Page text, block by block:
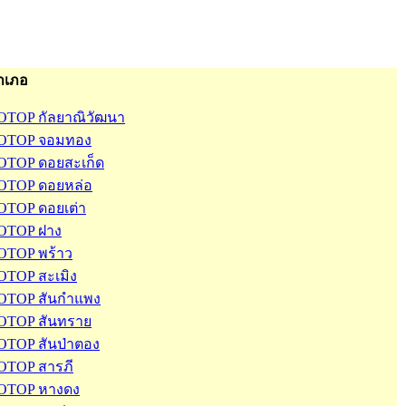
ภอ
กัลยาณิวัฒนา
จอมทอง
ดอยสะเก็ด
ดอยหล่อ
ดอยเต่า
ฝาง
พร้าว
สะเมิง
สันกำแพง
สันทราย
สันป่าตอง
สารภี
หางดง